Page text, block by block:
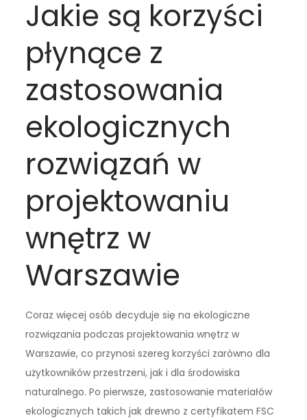
Jakie są korzyści
płynące z
zastosowania
ekologicznych
rozwiązań w
projektowaniu
wnętrz w
Warszawie
Coraz więcej osób decyduje się na ekologiczne
rozwiązania podczas projektowania wnętrz w
Warszawie, co przynosi szereg korzyści zarówno dla
użytkowników przestrzeni, jak i dla środowiska
naturalnego. Po pierwsze, zastosowanie materiałów
ekologicznych takich jak drewno z certyfikatem FSC